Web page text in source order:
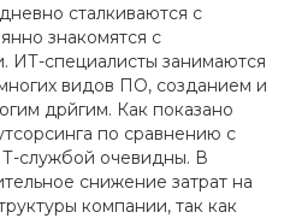
сталкиваются с
знакомятся с
ИТ-специалисты занимаются
видов ПО, созданием и
дрйгим. Как показано
по сравнению с
службой очевидны. В
снижение затрат на
компании, так как